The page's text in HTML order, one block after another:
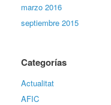
marzo 2016
septiembre 2015
Categorías
Actualitat
AFIC